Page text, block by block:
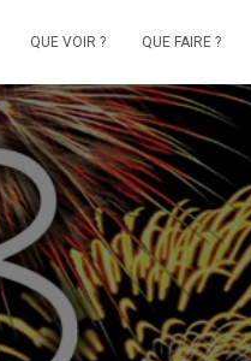
QUE VOIR ? QUE FAIRE ?